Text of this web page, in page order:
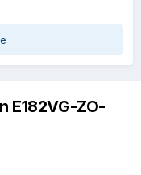
E182VG-ZO-